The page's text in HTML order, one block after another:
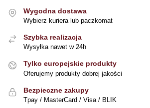
Wygodna dostawa
Wybierz kuriera lub paczkomat
Szybka realizacja
Wysyłka nawet w 24h
Tylko europejskie produkty
Oferujemy produkty dobrej jakości
Bezpieczne zakupy
Tpay / MasterCard / Visa / BLIK